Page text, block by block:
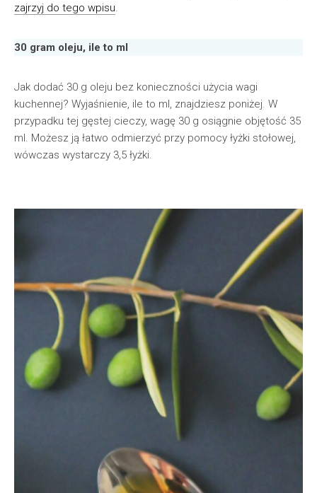
zajrzyj do tego wpisu.
30 gram oleju, ile to ml
Jak dodać 30 g oleju bez konieczności użycia wagi
kuchennej? Wyjaśnienie, ile to ml, znajdziesz poniżej. W
przypadku tej gęstej cieczy, wagę 30 g osiągnie objętość 35
ml. Możesz ją łatwo odmierzyć przy pomocy łyżki stołowej,
wówczas wystarczy 3,5 łyżki.